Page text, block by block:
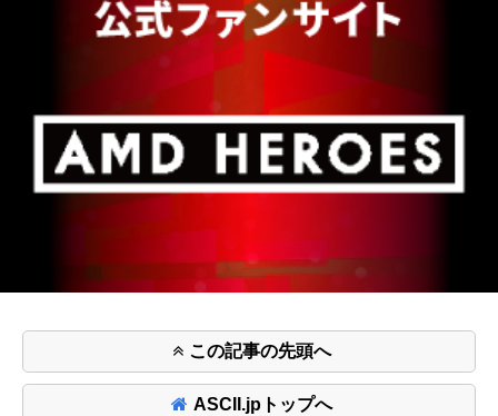
この記事の先頭へ
ASCII.jpトップへ